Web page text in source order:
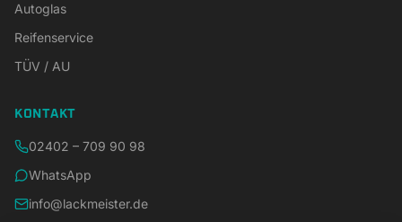
Autoglas
Reifenservice
TÜV / AU
KONTAKT
02402 – 709 90 98
WhatsApp
info@lackmeister.de